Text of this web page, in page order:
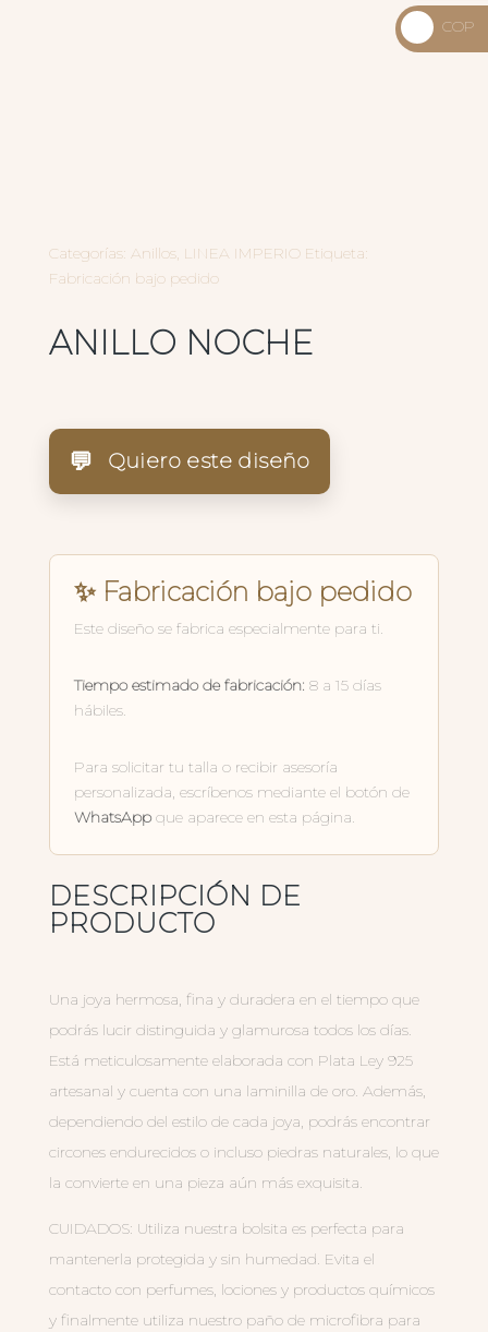
Categorías: Anillos, LINEA IMPERIO Etiqueta:
Fabricación bajo pedido
ANILLO NOCHE
💬 Quiero este diseño
✨ Fabricación bajo pedido
Este diseño se fabrica especialmente para ti.
Tiempo estimado de fabricación: 8 a 15 días
hábiles.
Para solicitar tu talla o recibir asesoría
personalizada, escríbenos mediante el botón de
WhatsAppque aparece en esta página.
DESCRIPCIÓN DE
PRODUCTO
Una joya hermosa, fina y duradera en el tiempo que
podrás lucir distinguida y glamurosa todos los días.
Está meticulosamente elaborada con Plata Ley 925
artesanal y cuenta con una laminilla de oro. Además,
dependiendo del estilo de cada joya, podrás encontrar
circones endurecidos o incluso piedras naturales, lo que
la convierte en una pieza aún más exquisita.
CUIDADOS: Utiliza nuestra bolsita es perfecta para
mantenerla protegida y sin humedad. Evita el
contacto con perfumes, lociones y productos químicos
y finalmente utiliza nuestro paño de microfibra para
_
_
COP